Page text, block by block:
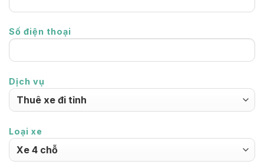
Số điện thoại
Dịch vụ
Loại xe